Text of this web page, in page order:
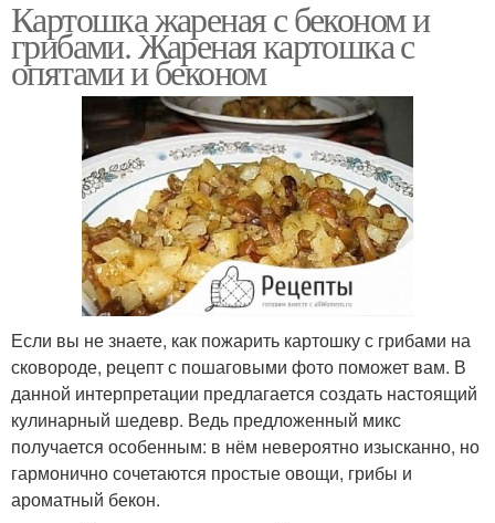
Картошка жареная с беконом и
грибами. Жареная картошка с
опятами и беконом
Если вы не знаете, как пожарить картошку с грибами на
сковороде, рецепт с пошаговыми фото поможет вам. В
данной интерпретации предлагается создать настоящий
кулинарный шедевр. Ведь предложенный микс
получается особенным: в нём невероятно изысканно, но
гармонично сочетаются простые овощи, грибы и
ароматный бекон.